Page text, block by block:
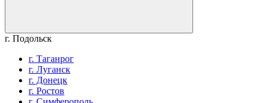
г. Подольск
г. Таганрог
г. Луганск
г. Донецк
г. Ростов